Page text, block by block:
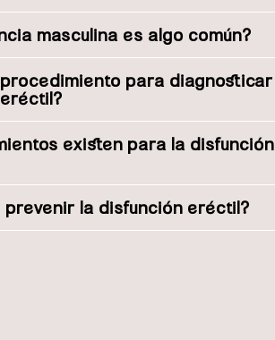
masculina es algo común?
procedimiento para diagnosticar
existen para la disfunción
prevenir la disfunción eréctil?